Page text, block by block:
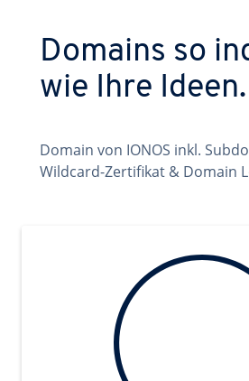
Domains so
wie Ihre Ideen.
Domain von IONOS inkl.
Wildcard-Zertifikat & Domain